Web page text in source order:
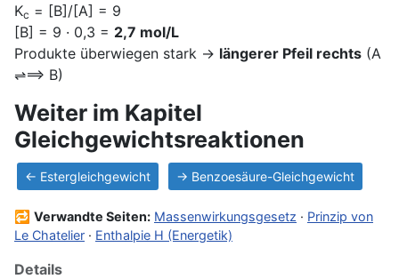
Kc = [B]/[A] = 9
[B] = 9 · 0,3 = 2,7 mol/L
Produkte überwiegen stark → längerer Pfeil rechts (A
⇌⟹ B)
Weiter im Kapitel
Gleichgewichtsreaktionen
← Estergleichgewicht → Benzoesäure-Gleichgewicht
🔁 Verwandte Seiten: Massenwirkungsgesetz · Prinzip von
Le Chatelier · Enthalpie H (Energetik)
Details